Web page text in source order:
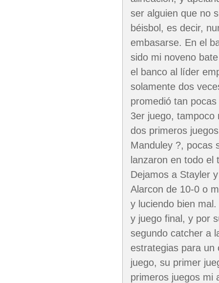
ser alguien que no
béisbol, es decir,
embasarse. En el
sido mi noveno
el banco al líder
solamente dos
promedió tan
3er juego, tampoco
dos primeros
Manduley ?, pocas
lanzaron en todo
Dejamos a Stayler
Alarcon de 10-0 o
y luciendo bien
y juego final, y por
segundo catcher a
estrategias para un
juego, su primer
primeros juegos mi